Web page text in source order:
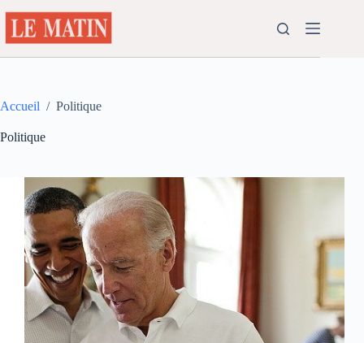
au
contenu
Accueil / Politique
Politique